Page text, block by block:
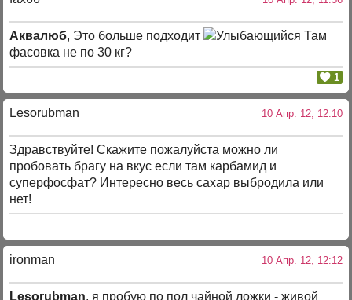
Аквалюб, Это больше подходит
Там
фасовка не по 30 кг?
1
Lesorubman 10 Апр. 12, 12:10
Здравствуйте! Скажите пожалуйста можно ли
пробовать брагу на вкус если там карбамид и
суперфосфат? Интересно весь сахар выбродила или
нет!
ironman 10 Апр. 12, 12:12
Lesorubman, я пробую по пол чайной ложки - живой